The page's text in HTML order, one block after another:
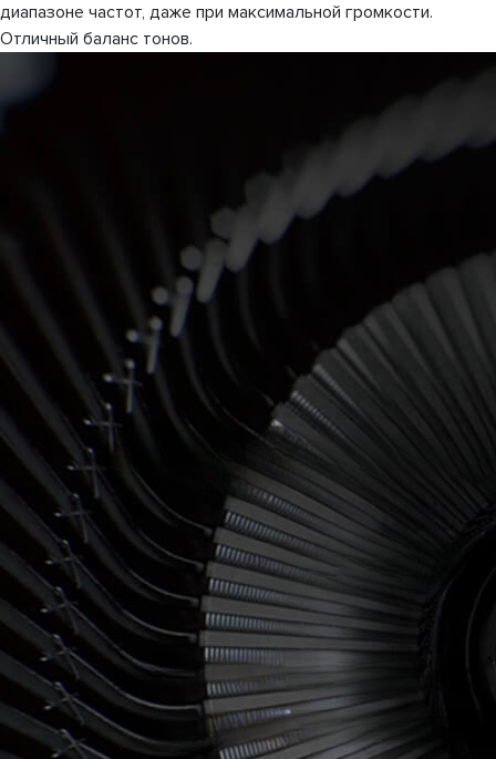
диапазоне частот, даже при максимальной громкости.
Отличный баланс тонов.